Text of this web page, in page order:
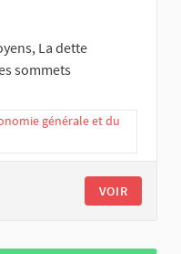
La dette
sommets
générale et du
VOIR